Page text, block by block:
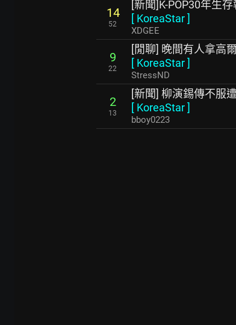
14
52
[新聞]K-POP30年生
[ KoreaStar]
XDGEE
9
22
[閒聊] 晚間有人拿高
[ KoreaStar]
StressND
2
13
[新聞] 柳演錫傳不服
[ KoreaStar]
bboy0223